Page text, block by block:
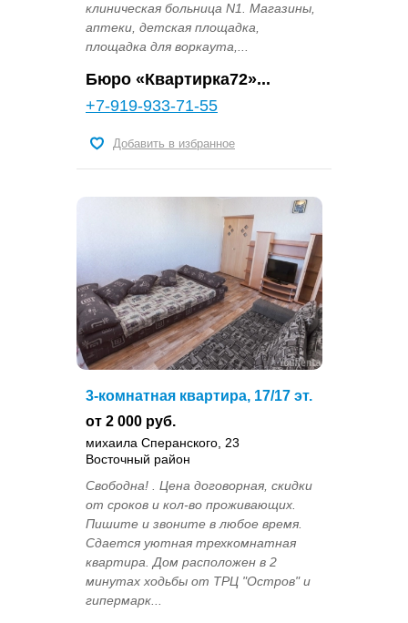
клиническая больница N1. Магазины,
аптеки, детская площадка,
площадка для воркаута,...
Бюро «Квартирка72»...
+7-919-933-71-55
Добавить в избранное
3-комнатная квартира, 17/17 эт.
от 2 000 руб.
михаила Сперанского, 23
Восточный район
Свободна! . Цена договорная, скидки
от сроков и кол-во проживающих.
Пишите и звоните в любое время.
Сдается уютная трехкомнатная
квартира. Дом расположен в 2
минутах ходьбы от ТРЦ "Остров" и
гипермарк...